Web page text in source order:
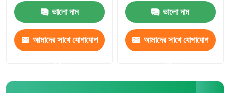
ভালো দাম
আমাদের সাথে যোগাযোগ
ভালো দাম
আমাদের সাথে যোগাযোগ